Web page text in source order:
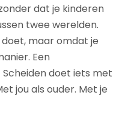
dat je kinderen
twee werelden.
maar omdat je
Een
doet iets met
jou als ouder. Met je